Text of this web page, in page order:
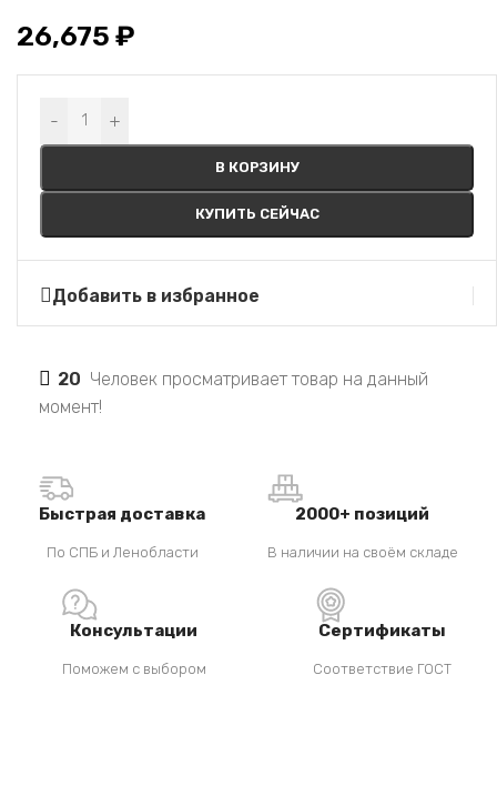
26,675 ₽
- +
В КОРЗИНУ
КУПИТЬ СЕЙЧАС
Alternative:
Добавить в избранное
20 Человек просматривает товар на данный
момент!
Быстрая доставка
По СПБ и Ленобласти
2000+ позиций
В наличии на своём складе
Консультации
Поможем с выбором
Сертификаты
Соответствие ГОСТ